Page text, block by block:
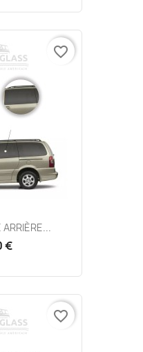
€
favorite_border
favorite_border